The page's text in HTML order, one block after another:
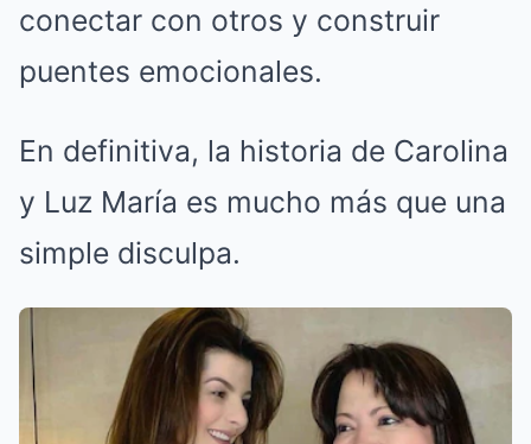
conectar con otros y construir
puentes emocionales.
En definitiva, la historia de Carolina
y Luz María es mucho más que una
simple disculpa.